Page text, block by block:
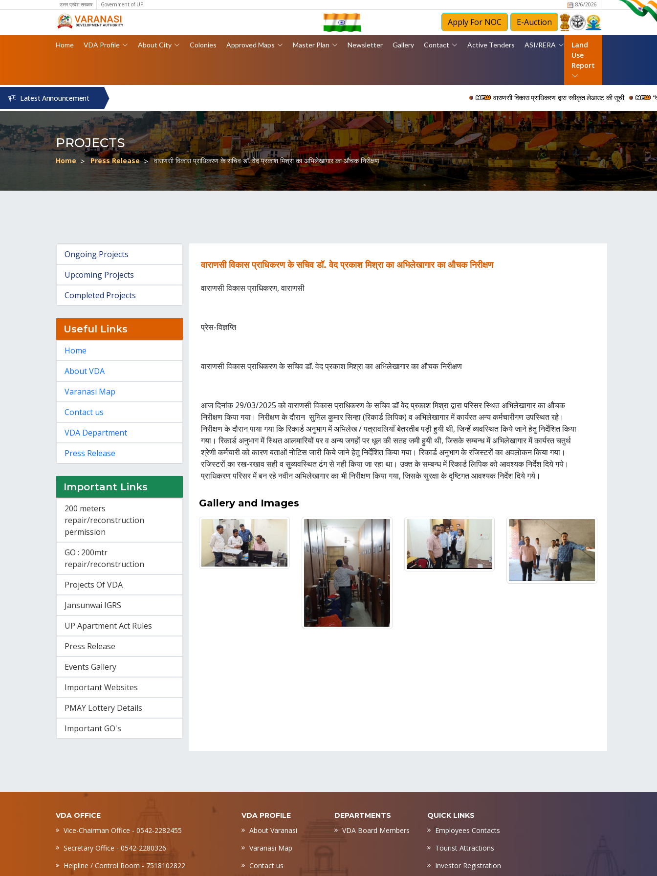
उत्तर प्रदेश सरकार Government of UP 8/6/2026
Apply For NOC E-Auction
Home VDA Profile About City Colonies Approved Maps Master Plan Newsletter Gallery Contact Active Tenders ASI/RERA
Land
Use
Report
Latest Announcement वाराणसी विकास प्राधिकरण द्वारा स्वीकृत लेआउट की सूची “वर्ष
PROJECTS
Home Press Release वाराणसी विकास प्राधिकरण के सचिव डॉ. वेद प्रकाश मिश्रा का अभिलेखागार का औचक निरीक्षण
वाराणसी विकास प्राधिकरण के सचिव डॉ. वेद प्रकाश मिश्रा का अभिलेखागार का औचक निरीक्षण
वाराणसी विकास प्राधिकरण, वाराणसी
प्रेस-विज्ञप्ति
वाराणसी विकास प्राधिकरण के सचिव डॉ. वेद प्रकाश मिश्रा का अभिलेखागार का औचक निरीक्षण
आज दिनांक 29/03/2025 को वाराणसी विकास प्राधिकरण के सचिव डॉ वेद प्रकाश मिश्रा द्वारा परिसर स्थित अभिलेखागार का औचक
निरीक्षण किया गया। निरीक्षण के दौरान सुनिल कुमार सिन्हा (रिकार्ड लिपिक) व अभिलेखागार में कार्यरत अन्य कर्मचारीगण उपस्थित रहे।
निरीक्षण के दौरान पाया गया कि रिकार्ड अनुभाग में अभिलेख / पत्रावलियाँ बेतरतीब पड़ी हुयी थी, जिन्हें व्यवस्थित किये जाने हेतु निर्देशित किया
गया। रिकार्ड अनुभाग में स्थित आलमारियों पर व अन्य जगहों पर धूल की सतह जमी हुयी थी, जिसके सम्बन्ध में अभिलेखागार में कार्यरत चतुर्थ
श्रेणी कर्मचारी को कारण बताओं नोटिस जारी किये जाने हेतु निर्देशित किया गया। रिकार्ड अनुभाग के रजिस्टरों का अवलोकन किया गया।
रजिस्टरों का रख-रखाव सही व सुव्यवस्थित ढंग से नही किया जा रहा था। उक्त के सम्बन्ध में रिकार्ड लिपिक को आवश्यक निर्देश दिये गये।
प्राधिकरण परिसर में बन रहे नवीन अभिलेखागार का भी निरीक्षण किया गया, जिसके सुरक्षा के दृष्टिगत आवश्यक निर्देश दिये गये।
Gallery and Images
Ongoing Projects
Upcoming Projects
Completed Projects
Useful Links
Home
About VDA
Varanasi Map
Contact us
VDA Department
Press Release
Important Links
200 meters
repair/reconstruction
permission
GO : 200mtr
repair/reconstruction
Projects Of VDA
Jansunwai IGRS
UP Apartment Act Rules
Press Release
Events Gallery
Important Websites
PMAY Lottery Details
Important GO's
VDA OFFICE
Vice-Chairman Office - 0542-2282455
Secretary Office - 0542-2280326
Helpline / Control Room - 7518102822
VDA PROFILE
About Varanasi
Varanasi Map
Contact us
DEPARTMENTS
VDA Board Members
QUICK LINKS
Employees Contacts
Tourist Attractions
Investor Registration